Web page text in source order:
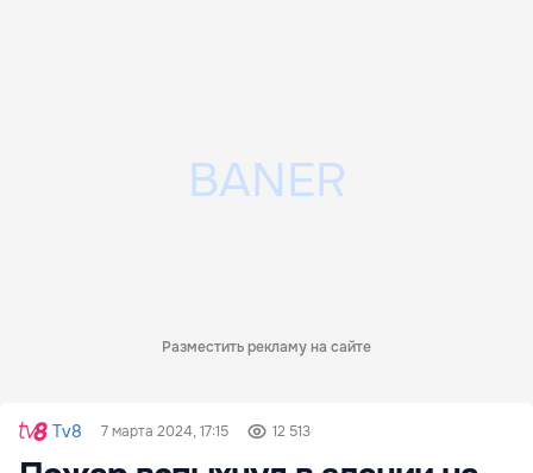
Разместить рекламу на сайте
Tv8 7 марта 2024, 17:15 12 513